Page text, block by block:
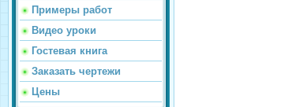
Примеры работ
Видео уроки
Гостевая книга
Заказать чертежи
Цены